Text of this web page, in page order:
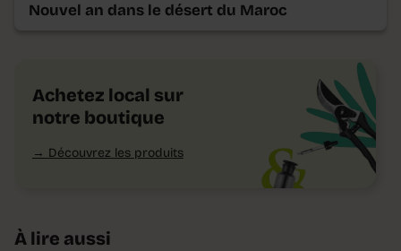
Nouvel an dans le désert du Maroc
Achetez local sur
notre boutique
Découvrez les produits
À lire aussi